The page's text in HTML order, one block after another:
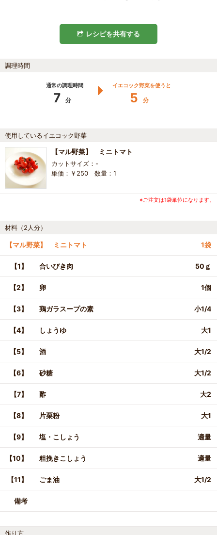
レシピを共有する
調理時間
通常の調理時間
7 分
イエコック野菜を使うと
5 分
使用しているイエコック野菜
【マル野菜】 ミニトマト
カットサイズ：-
単価：￥250 数量：1
※ご注文は1袋単位になります。
材料（2人分）
【マル野菜】 ミニトマト 1袋
【1】 合いびき肉 50ｇ
【2】 卵 1個
【3】 鶏ガラスープの素 小1/4
【4】 しょうゆ 大1
【5】 酒 大1/2
【6】 砂糖 大1/2
【7】 酢 大2
【8】 片栗粉 大1
【9】 塩・こしょう 適量
【10】 粗挽きこしょう 適量
【11】 ごま油 大1/2
備考
作り方